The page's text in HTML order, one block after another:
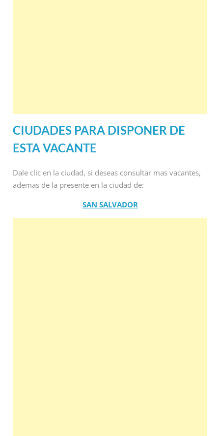
CIUDADES PARA DISPONER DE
ESTA VACANTE
Dale clic en la ciudad, si deseas consultar mas vacantes,
ademas de la presente en la ciudad de:
SAN SALVADOR